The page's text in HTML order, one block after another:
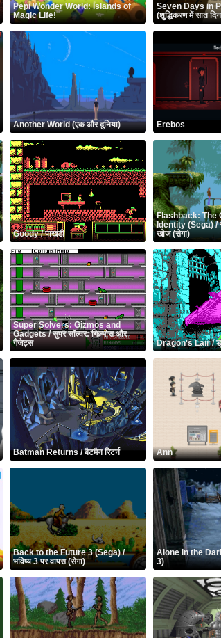
Pepi Wonder World: Islands of
Magic Life!
Seven Days in
(शुद्धिकरण में सात
Another World (एक और दुनिया) Erebos
Goody / पाखंडी
Flashback: The
Identity (Sega) /
खोज (सेगा)
Super Solvers: Gizmos and
Gadgets / सुपर सॉल्वर: गिज़्मोस और
गैजेट्स
Dragon's Lair /
Batman Returns / बैटमैन रिटर्न Ann
Back to the Future 3 (Sega) /
भविष्य 3 पर वापस (सेगा)
Alone in the
3)